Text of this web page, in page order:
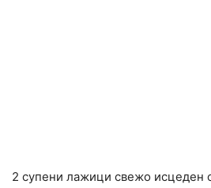
2 супени лажици свежо исцеден